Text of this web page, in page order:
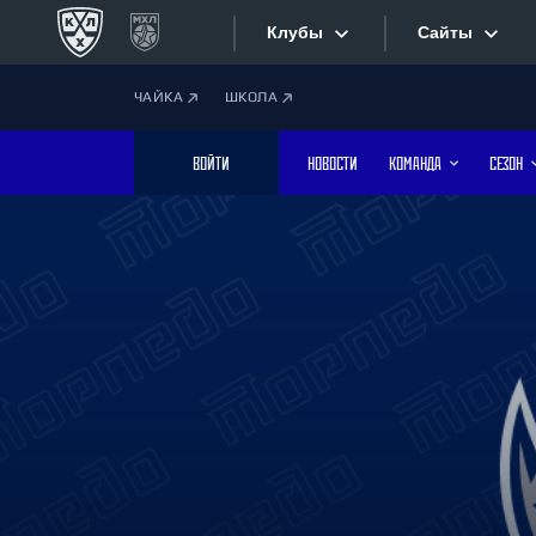
Клубы
Дивизион Боброва
Лада
Сайты
Фотобанк
ЧАЙКА ШКОЛА
ВОЙТИ НОВОСТИ КОМАНДА СЕЗОН